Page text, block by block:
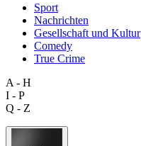
Sport
Nachrichten
Gesellschaft und Kultur
Comedy
True Crime
A - H
I - P
Q - Z